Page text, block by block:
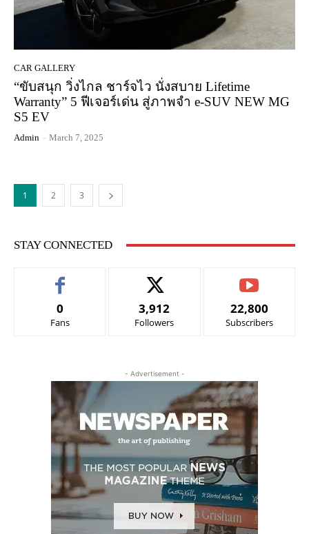
CAR GALLERY
“ขับสนุก วิ่งไกล ชาร์จไว นั่งสบาย Lifetime
Warranty” 5 ฟีเจอร์เด่น สู่ภาพจำ e-SUV NEW MG
S5 EV
Admin - March 7, 2025
1 2 3
STAY CONNECTED
0
Fans
3,912
Followers
22,800
Subscribers
- Advertisement -